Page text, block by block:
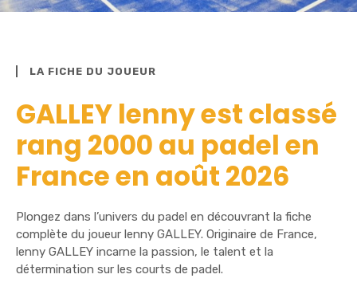
LA FICHE DU JOUEUR
GALLEY lenny est classé
rang 2000 au padel en
France en août 2026
Plongez dans l’univers du padel en découvrant la fiche
complète du joueur lenny GALLEY. Originaire de France,
lenny GALLEY incarne la passion, le talent et la
détermination sur les courts de padel.